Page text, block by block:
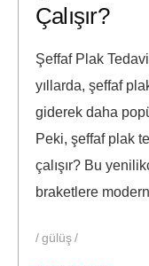
Çalışır?
Şeffaf Plak
yıllarda, şeffaf
giderek daha
Peki, şeffaf plak
çalışır? Bu
braketlere
gülüş